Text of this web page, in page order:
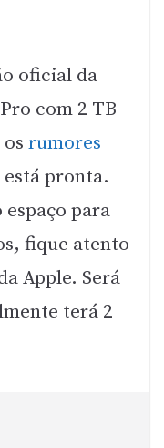
oficial da
com 2 TB
rumores
pronta.
espaço para
fique atento
Apple. Será
terá 2